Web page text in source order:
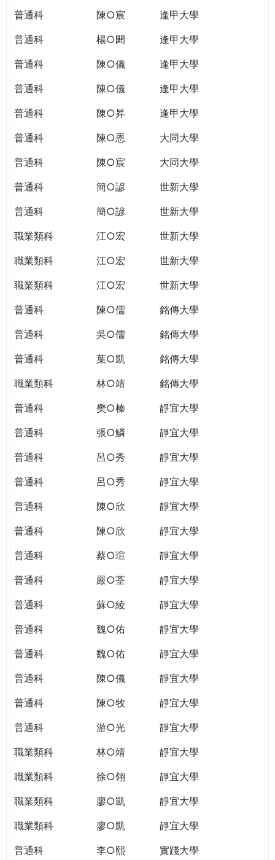
普通科 陳○宸
逢甲大學
普通科
楊○閎
逢甲大學
普通科
陳○儀
逢甲大學
普通科
陳○儀
逢甲大學
普通科
陳○昇
逢甲大學
普通科
陳○恩
大同大學
普通科
陳○宸
大同大學
普通科
簡○諺
世新大學
普通科
簡○諺
世新大學
職業類科
江○宏
世新大學
職業類科
江○宏
世新大學
職業類科
江○宏
世新大學
普通科
陳○儒
銘傳大學
普通科
吳○儒
銘傳大學
普通科
葉○凱
銘傳大學
職業類科
林○靖
銘傳大學
普通科
樊○榛
靜宜大學
普通科
張○鱗
靜宜大學
普通科
呂○秀
靜宜大學
普通科
呂○秀
靜宜大學
普通科
陳○欣
靜宜大學
普通科
陳○欣
靜宜大學
普通科
蔡○瑄
靜宜大學
普通科
嚴○荃
靜宜大學
普通科
蘇○綾
靜宜大學
普通科
魏○佑
靜宜大學
普通科
魏○佑
靜宜大學
普通科
陳○儀
靜宜大學
普通科
陳○牧
靜宜大學
普通科
游○光
靜宜大學
職業類科
林○靖
靜宜大學
職業類科
徐○翎
靜宜大學
職業類科
廖○凱
靜宜大學
職業類科
廖○凱
靜宜大學
普通科
李○熙
實踐大學